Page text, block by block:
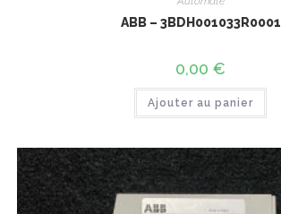
ABB – 3BDH001033R0001
0,00 €
Ajouter au panier